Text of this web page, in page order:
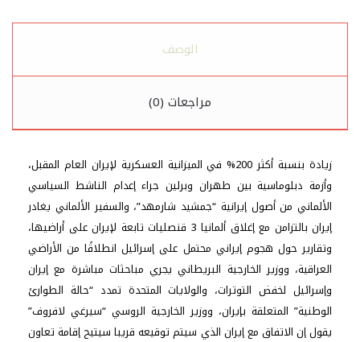
الإيراني
المحلي
في
الممتدة
ما
بين
27
و03
تشرين
الأول
/
تشرين
الثاني
الوصف
مراجعات (0)
زيادة بنسبة أكثر 200% في الميزانية العسكرية لإيران العام المقبل،
وأزمة دبلوماسية بين طهران وبرلين جراء إعدام الناشط السياسي
الألماني من أصول إيرانية “جمشيد شارمهد”، والسفير الألماني يغادر
إيران بالتزامن مع إغلاق ألمانيا 3 قنصليات تابعة لإيران على أراضيها،
وتقارير حول هجوم إيراني محتمل على إسرائيل انطلاقًا من الأراضي
العراقية، ووزير الخارجية البريطاني يجري مباحثات مباشرة مع إيران
وإسرائيل لخفض التوترات، والولايات المتحدة تمدد “حالة الطوارئ
الوطنية” المتعلقة بإيران، ووزير الخارجية الروسي “سيرغي لافروف”
يقول إن الاتفاق مع إيران الذي سيتم توقيعه قريبا سيتيح إقامة تعاون